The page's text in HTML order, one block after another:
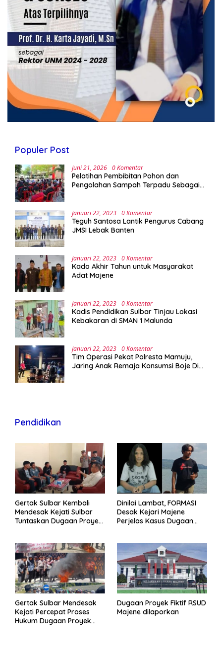
Populer Post
Juni 21, 2026 0 Komentar
Pelatihan Pembibitan Pohon dan
Pengolahan Sampah Terpadu Sebagai
Januari 22, 2023 0 Komentar
Teguh Santosa Lantik Pengurus Cabang
JMSI Lebak Banten
Januari 22, 2023 0 Komentar
Kado Akhir Tahun untuk Masyarakat
Adat Majene
Januari 22, 2023 0 Komentar
Kadis Pendidikan Sulbar Tinjau Lokasi
Kebakaran di SMAN 1 Malunda
Januari 22, 2023 0 Komentar
Tim Operasi Pekat Polresta Mamuju,
Jaring Anak Remaja Konsumsi Boje Di
Pendidikan
Gertak Sulbar Kembali
Mendesak Kejati Sulbar
Tuntaskan Dugaan Proyek
Dinilai Lambat, FORMASI
Desak Kejari Majene
Perjelas Kasus Dugaan
Gertak Sulbar Mendesak
Kejati Percepat Proses
Hukum Dugaan Proyek
Dugaan Proyek Fiktif RSUD
Majene dilaporkan